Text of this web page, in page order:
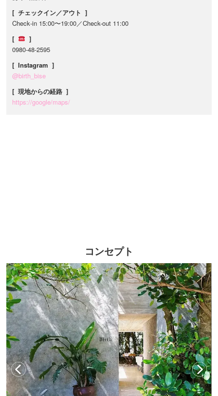
[ チェックイン／アウト ]
Check‐in 15:00〜19:00／Check-out 11:00
[
]
0980-48-2595
[ Instagram ]
@birth_bise
[ 現地からの経路 ]
https://google/maps/
コンセプト